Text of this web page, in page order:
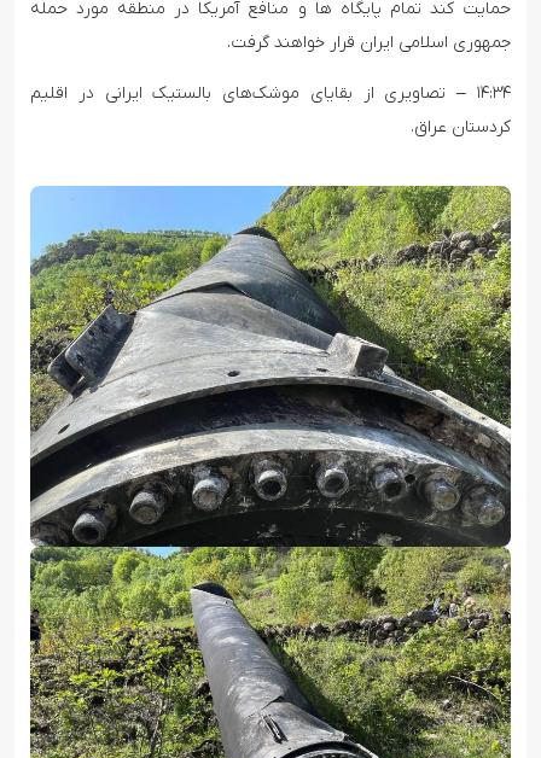
حمایت کند تمام پایگاه ها و منافع آمریکا در منطقه مورد حمله
جمهوری اسلامی ایران قرار خواهند گرفت.
۱۴:۳۴ – تصاویری از بقایای موشک‌های بالستیک ایرانی در اقلیم
کردستان عراق.